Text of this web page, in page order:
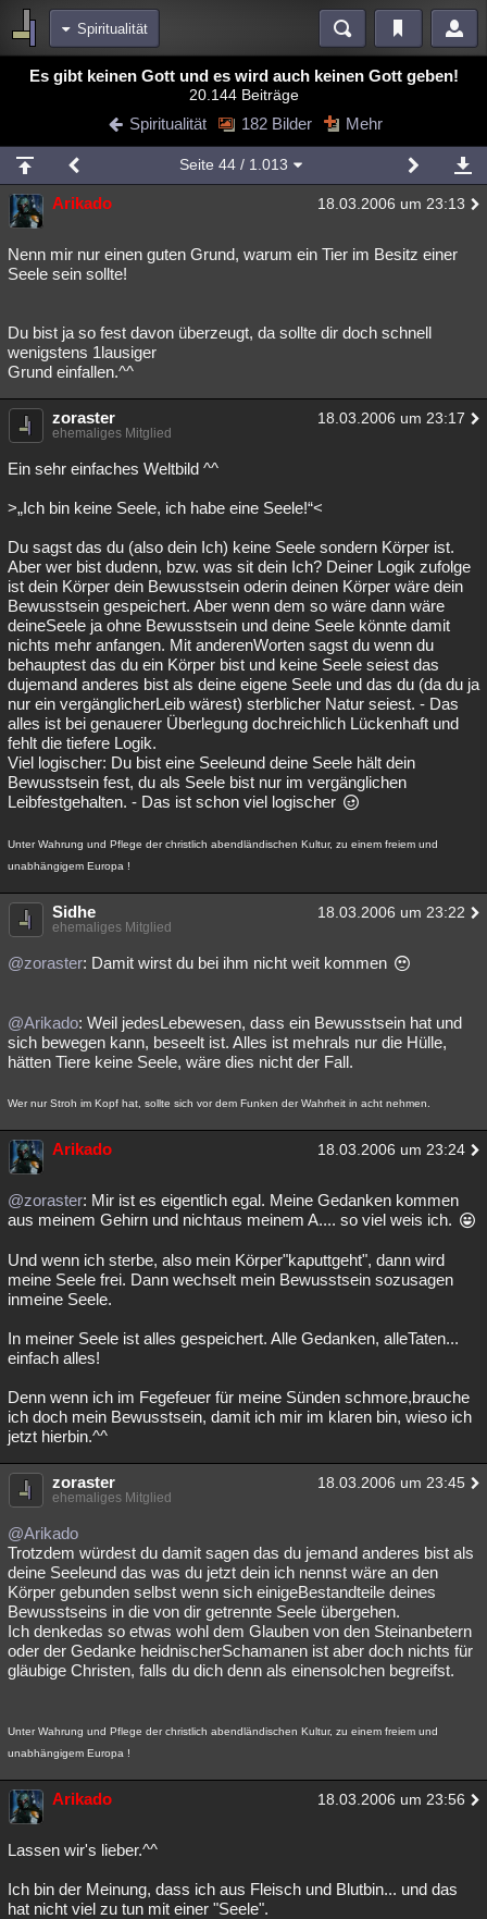
Spiritualität
Bereiche
Diskussionen Blogs Videos
Chat Wiki Neuigkeiten
meine Rubriken
Menschen Mystery Kriminalfälle
Spiritualität Verschwörungen Technologie Ufologie
weitere Rubriken
Philosophie Träume
Astronomie Helpdesk Gruppen Gaming Filme
Musik Clash
Übersichten
Besucht Teilgenommen Alle Neue
Lesenswert Schlüsselwörter
Es gibt keinen Gott und es wird auch keinen Gott geben!
20.144 Beiträge
Spiritualität 182 Bilder Mehr
Seite 44/ 1.013
Arikado 18.03.2006 um 23:13
Nenn mir nur einen guten Grund, warum ein Tier im Besitz einer
Seele sein sollte!
Du bist ja so fest davon überzeugt, da sollte dir doch schnell
wenigstens 1lausiger
Grund einfallen.^^
zoraster 18.03.2006 um 23:17
ehemaliges Mitglied
Ein sehr einfaches Weltbild ^^
>„Ich bin keine Seele, ich habe eine Seele!“<
Du sagst das du (also dein Ich) keine Seele sondern Körper ist.
Aber wer bist dudenn, bzw. was sit dein Ich? Deiner Logik zufolge
ist dein Körper dein Bewusstsein oderin deinen Körper wäre dein
Bewusstsein gespeichert. Aber wenn dem so wäre dann wäre
deineSeele ja ohne Bewusstsein und deine Seele könnte damit
nichts mehr anfangen. Mit anderenWorten sagst du wenn du
behauptest das du ein Körper bist und keine Seele seiest das
dujemand anderes bist als deine eigene Seele und das du (da du ja
nur ein vergänglicherLeib wärest) sterblicher Natur seiest. - Das
alles ist bei genauerer Überlegung dochreichlich Lückenhaft und
fehlt die tiefere Logik.
Viel logischer: Du bist eine Seeleund deine Seele hält dein
Bewusstsein fest, du als Seele bist nur im vergänglichen
Leibfestgehalten. - Das ist schon viel logischer
Unter Wahrung und Pflege der christlich abendländischen Kultur, zu einem freiem und
unabhängigem Europa !
Sidhe 18.03.2006 um 23:22
ehemaliges Mitglied
@zoraster: Damit wirst du bei ihm nicht weit kommen
@Arikado: Weil jedesLebewesen, dass ein Bewusstsein hat und
sich bewegen kann, beseelt ist. Alles ist mehrals nur die Hülle,
hätten Tiere keine Seele, wäre dies nicht der Fall.
Wer nur Stroh im Kopf hat, sollte sich vor dem Funken der Wahrheit in acht nehmen.
Arikado 18.03.2006 um 23:24
@zoraster: Mir ist es eigentlich egal. Meine Gedanken kommen
aus meinem Gehirn und nichtaus meinem A.... so viel weis ich.
Und wenn ich sterbe, also mein Körper"kaputtgeht", dann wird
meine Seele frei. Dann wechselt mein Bewusstsein sozusagen
inmeine Seele.
In meiner Seele ist alles gespeichert. Alle Gedanken, alleTaten...
einfach alles!
Denn wenn ich im Fegefeuer für meine Sünden schmore,brauche
ich doch mein Bewusstsein, damit ich mir im klaren bin, wieso ich
jetzt hierbin.^^
zoraster 18.03.2006 um 23:45
ehemaliges Mitglied
@Arikado
Trotzdem würdest du damit sagen das du jemand anderes bist als
deine Seeleund das was du jetzt dein ich nennst wäre an den
Körper gebunden selbst wenn sich einigeBestandteile deines
Bewusstseins in die von dir getrennte Seele übergehen.
Ich denkedas so etwas wohl dem Glauben von den Steinanbetern
oder der Gedanke heidnischerSchamanen ist aber doch nichts für
gläubige Christen, falls du dich denn als einensolchen begreifst.
Unter Wahrung und Pflege der christlich abendländischen Kultur, zu einem freiem und
unabhängigem Europa !
Arikado 18.03.2006 um 23:56
Lassen wir's lieber.^^
Ich bin der Meinung, dass ich aus Fleisch und Blutbin... und das
hat nicht viel zu tun mit einer "Seele".